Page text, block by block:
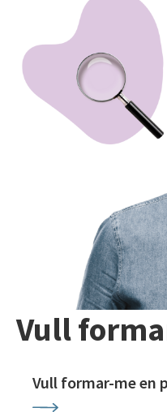
Vull
Vull formar-me en